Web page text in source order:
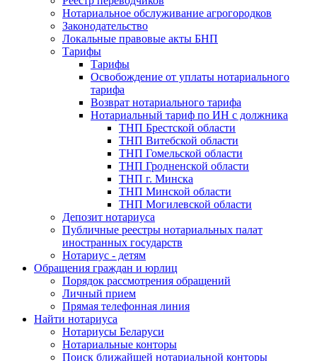
Нотариальное обслуживание агрогородков
Законодательство
Локальные правовые акты БНП
Тарифы
Тарифы
Освобождение от уплаты нотариального
тарифа
Возврат нотариального тарифа
Нотариальный тариф по ИН с должника
ТНП Брестской области
ТНП Витебской области
ТНП Гомельской области
ТНП Гродненской области
ТНП г. Минска
ТНП Минской области
ТНП Могилевской области
Депозит нотариуса
Публичные реестры нотариальных палат
иностранных государств
Нотариус - детям
Обращения граждан и юрлиц
Порядок рассмотрения обращений
Личный прием
Прямая телефонная линия
Найти нотариуса
Нотариусы Беларуси
Нотариальные конторы
Поиск ближайшей нотариальной конторы